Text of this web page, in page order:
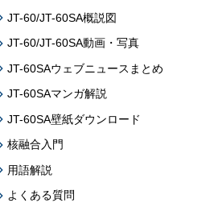
JT-60/JT-60SA概説図
JT-60/JT-60SA動画・写真
JT-60SAウェブニュースまとめ
JT-60SAマンガ解説
JT-60SA壁紙ダウンロード
核融合入門
用語解説
よくある質問